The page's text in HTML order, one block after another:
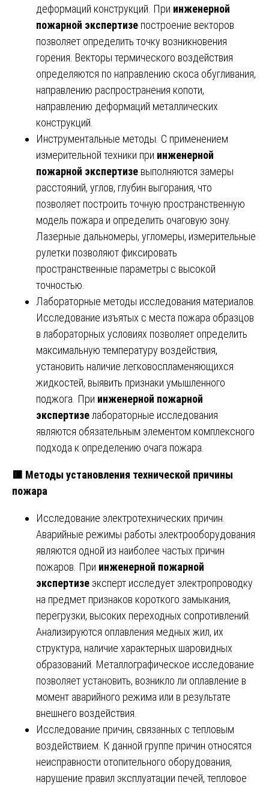
деформаций конструкций. При инженерной
пожарной экспертизе построение векторов
позволяет определить точку возникновения
горения. Векторы термического воздействия
определяются по направлению скоса обугливания,
направлению распространения копоти,
направлению деформаций металлических
конструкций.
Инструментальные методы. С применением
измерительной техники при инженерной
пожарной экспертизе выполняются замеры
расстояний, углов, глубин выгорания, что
позволяет построить точную пространственную
модель пожара и определить очаговую зону.
Лазерные дальномеры, угломеры, измерительные
рулетки позволяют фиксировать
пространственные параметры с высокой
точностью.
Лабораторные методы исследования материалов.
Исследование изъятых с места пожара образцов
в лабораторных условиях позволяет определить
максимальную температуру воздействия,
установить наличие легковоспламеняющихся
жидкостей, выявить признаки умышленного
поджога. При инженерной пожарной
экспертизе лабораторные исследования
являются обязательным элементом комплексного
подхода к определению очага пожара.
🟥 Методы установления технической причины
пожара
Исследование электротехнических причин.
Аварийные режимы работы электрооборудования
являются одной из наиболее частых причин
пожаров. При инженерной пожарной
экспертизе эксперт исследует электропроводку
на предмет признаков короткого замыкания,
перегрузки, высоких переходных сопротивлений.
Анализируются оплавления медных жил, их
структура, наличие характерных шаровидных
образований. Металлографическое исследование
позволяет установить, возникло ли оплавление в
момент аварийного режима или в результате
внешнего воздействия.
Исследование причин, связанных с тепловым
воздействием. К данной группе причин относятся
неисправности отопительного оборудования,
нарушение правил эксплуатации печей, тепловое